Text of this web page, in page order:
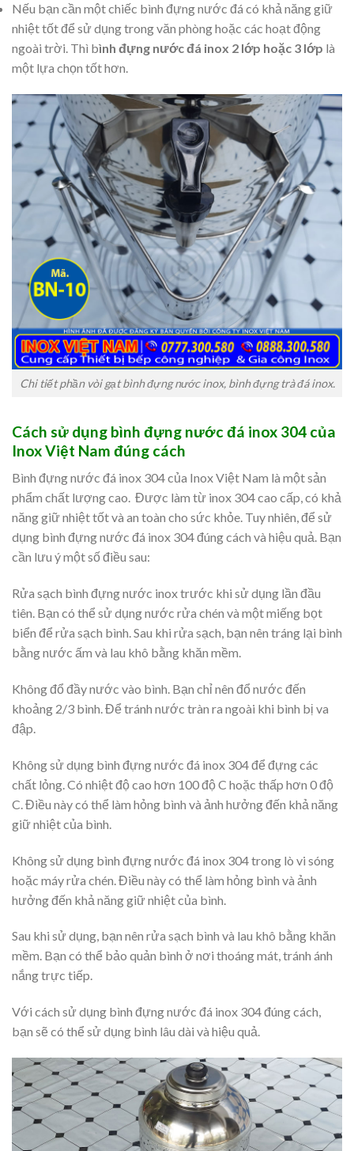
Nếu bạn cần một chiếc bình đựng nước đá có khả năng giữ
nhiệt tốt để sử dụng trong văn phòng hoặc các hoạt động
ngoài trời. Thì bình đựng nước đá inox 2 lớp hoặc 3 lớp là
một lựa chọn tốt hơn.
Chi tiết phần vòi gạt bình đựng nước inox, bình đựng trà đá inox.
Cách sử dụng bình đựng nước đá inox 304 của
Inox Việt Nam đúng cách
Bình đựng nước đá inox 304 của Inox Việt Nam là một sản
phẩm chất lượng cao. Được làm từ inox 304 cao cấp, có khả
năng giữ nhiệt tốt và an toàn cho sức khỏe. Tuy nhiên, để sử
dụng bình đựng nước đá inox 304 đúng cách và hiệu quả. Bạn
cần lưu ý một số điều sau:
Rửa sạch bình đựng nước inox trước khi sử dụng lần đầu
tiên. Bạn có thể sử dụng nước rửa chén và một miếng bọt
biển để rửa sạch bình. Sau khi rửa sạch, bạn nên tráng lại bình
bằng nước ấm và lau khô bằng khăn mềm.
Không đổ đầy nước vào bình. Bạn chỉ nên đổ nước đến
khoảng 2/3 bình. Để tránh nước tràn ra ngoài khi bình bị va
đập.
Không sử dụng bình đựng nước đá inox 304 để đựng các
chất lỏng. Có nhiệt độ cao hơn 100 độ C hoặc thấp hơn 0 độ
C. Điều này có thể làm hỏng bình và ảnh hưởng đến khả năng
giữ nhiệt của bình.
Không sử dụng bình đựng nước đá inox 304 trong lò vi sóng
hoặc máy rửa chén. Điều này có thể làm hỏng bình và ảnh
hưởng đến khả năng giữ nhiệt của bình.
Sau khi sử dụng, bạn nên rửa sạch bình và lau khô bằng khăn
mềm. Bạn có thể bảo quản bình ở nơi thoáng mát, tránh ánh
nắng trực tiếp.
Với cách sử dụng bình đựng nước đá inox 304 đúng cách,
bạn sẽ có thể sử dụng bình lâu dài và hiệu quả.